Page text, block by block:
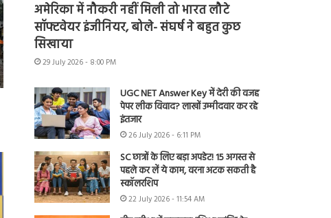
अमेरिका में नौकरी नहीं मिली तो भारत लौटे
सॉफ्टवेयर इंजीनियर, बोले- संघर्ष ने बहुत कुछ
सिखाया
29 July 2026 - 8:00 PM
UGC NET Answer Key में देरी की वजह
पेपर लीक विवाद? लाखों उम्मीदवार कर रहे
इंतजार
26 July 2026 - 6:11 PM
SC छात्रों के लिए बड़ा अपडेट! 15 अगस्त से
पहले कर लें ये काम, वरना अटक सकती है
स्कॉलरशिप
22 July 2026 - 11:54 AM